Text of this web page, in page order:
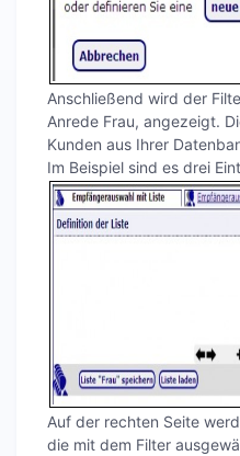
Anschließend wird der
Anrede Frau, angezeigt.
Kunden aus Ihrer
Im Beispiel sind es drei
Auf der rechten Seite
die mit dem Filter